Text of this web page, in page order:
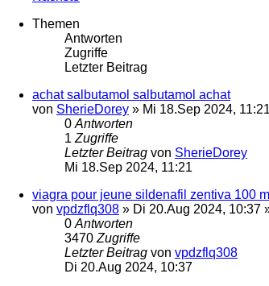
Themen
Antworten
Zugriffe
Letzter Beitrag
achat salbutamol salbutamol achat
von SherieDorey » Mi 18.Sep 2024, 11:21
0 Antworten
1 Zugriffe
Letzter Beitrag von SherieDorey
Mi 18.Sep 2024, 11:21
viagra pour jeune sildenafil zentiva 100
von vpdzflq308 » Di 20.Aug 2024, 10:37
0 Antworten
3470 Zugriffe
Letzter Beitrag von vpdzflq308
Di 20.Aug 2024, 10:37